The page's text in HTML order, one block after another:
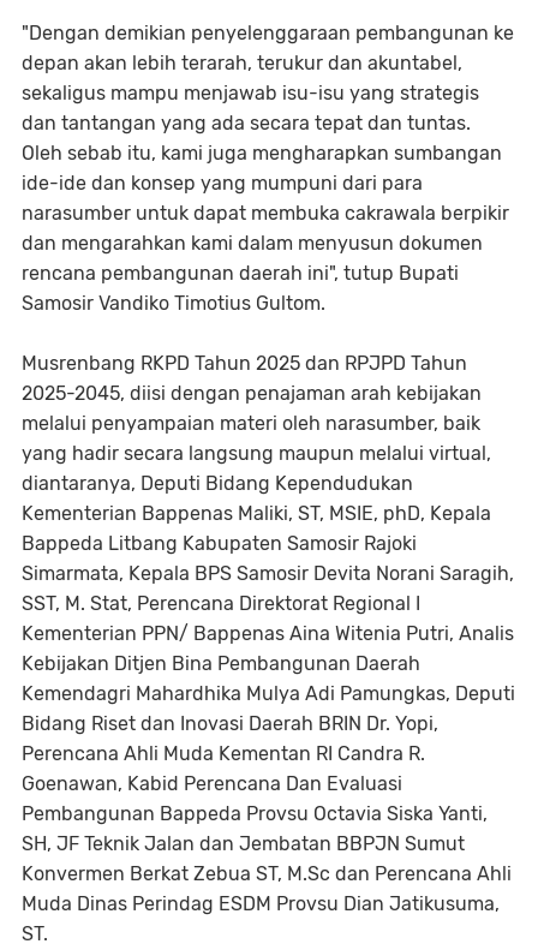
"Dengan demikian penyelenggaraan pembangunan ke
depan akan lebih terarah, terukur dan akuntabel,
sekaligus mampu menjawab isu-isu yang strategis
dan tantangan yang ada secara tepat dan tuntas.
Oleh sebab itu, kami juga mengharapkan sumbangan
ide-ide dan konsep yang mumpuni dari para
narasumber untuk dapat membuka cakrawala berpikir
dan mengarahkan kami dalam menyusun dokumen
rencana pembangunan daerah ini", tutup Bupati
Samosir Vandiko Timotius Gultom.
Musrenbang RKPD Tahun 2025 dan RPJPD Tahun
2025-2045, diisi dengan penajaman arah kebijakan
melalui penyampaian materi oleh narasumber, baik
yang hadir secara langsung maupun melalui virtual,
diantaranya, Deputi Bidang Kependudukan
Kementerian Bappenas Maliki, ST, MSIE, phD, Kepala
Bappeda Litbang Kabupaten Samosir Rajoki
Simarmata, Kepala BPS Samosir Devita Norani Saragih,
SST, M. Stat, Perencana Direktorat Regional I
Kementerian PPN/ Bappenas Aina Witenia Putri, Analis
Kebijakan Ditjen Bina Pembangunan Daerah
Kemendagri Mahardhika Mulya Adi Pamungkas, Deputi
Bidang Riset dan Inovasi Daerah BRIN Dr. Yopi,
Perencana Ahli Muda Kementan RI Candra R.
Goenawan, Kabid Perencana Dan Evaluasi
Pembangunan Bappeda Provsu Octavia Siska Yanti,
SH, JF Teknik Jalan dan Jembatan BBPJN Sumut
Konvermen Berkat Zebua ST, M.Sc dan Perencana Ahli
Muda Dinas Perindag ESDM Provsu Dian Jatikusuma,
ST.